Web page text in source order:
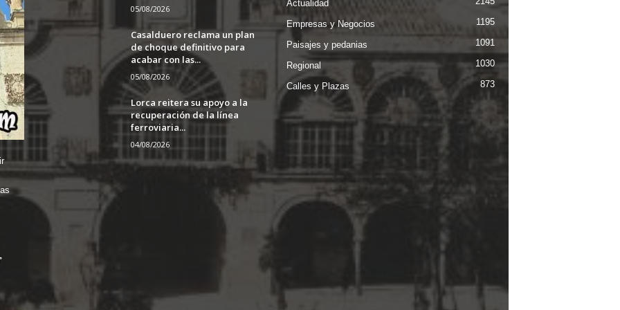
05/08/2026
Casalduero reclama un plan
de choque definitivo para
acabar con las...
05/08/2026
Lorca reitera su apoyo a la
recuperación de la línea
ferroviaria...
04/08/2026
Actualidad
Empresas y Negocios 1195
Paisajes y pedanias 1091
Regional 1030
Calles y Plazas 873